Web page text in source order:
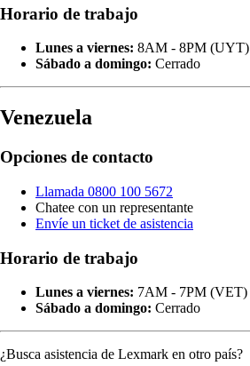
Horario de trabajo
Lunes a viernes: 8AM - 8PM (UYT)
Sábado a domingo: Cerrado
Venezuela
Opciones de contacto
Llamada 0800 100 5672
Chatee con un representante
Envíe un ticket de asistencia
Horario de trabajo
Lunes a viernes: 7AM - 7PM (VET)
Sábado a domingo: Cerrado
¿Busca asistencia de Lexmark en otro país?